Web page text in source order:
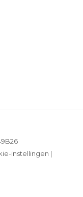
instellingen |